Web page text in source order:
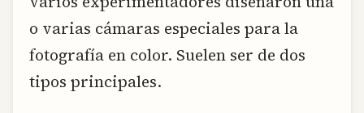
o varias cámaras especiales para la
fotografía en color. Suelen ser de dos
tipos principales.